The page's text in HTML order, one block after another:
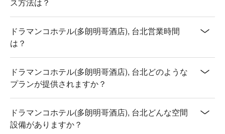
ドラマンコホテル(多朗明哥酒店), 台北営業時間
は？
ドラマンコホテル(多朗明哥酒店), 台北どのような
プランが提供されますか？
ドラマンコホテル(多朗明哥酒店), 台北どんな空間
設備がありますか？